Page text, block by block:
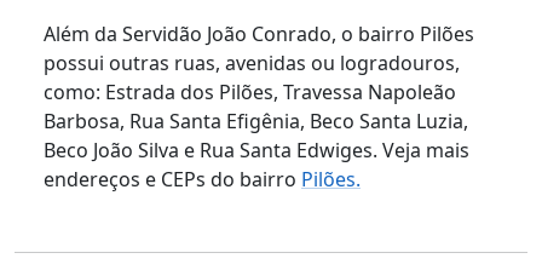
Além da Servidão João Conrado, o bairro Pilões
possui outras ruas, avenidas ou logradouros,
como: Estrada dos Pilões, Travessa Napoleão
Barbosa, Rua Santa Efigênia, Beco Santa Luzia,
Beco João Silva e Rua Santa Edwiges. Veja mais
endereços e CEPs do bairro Pilões.